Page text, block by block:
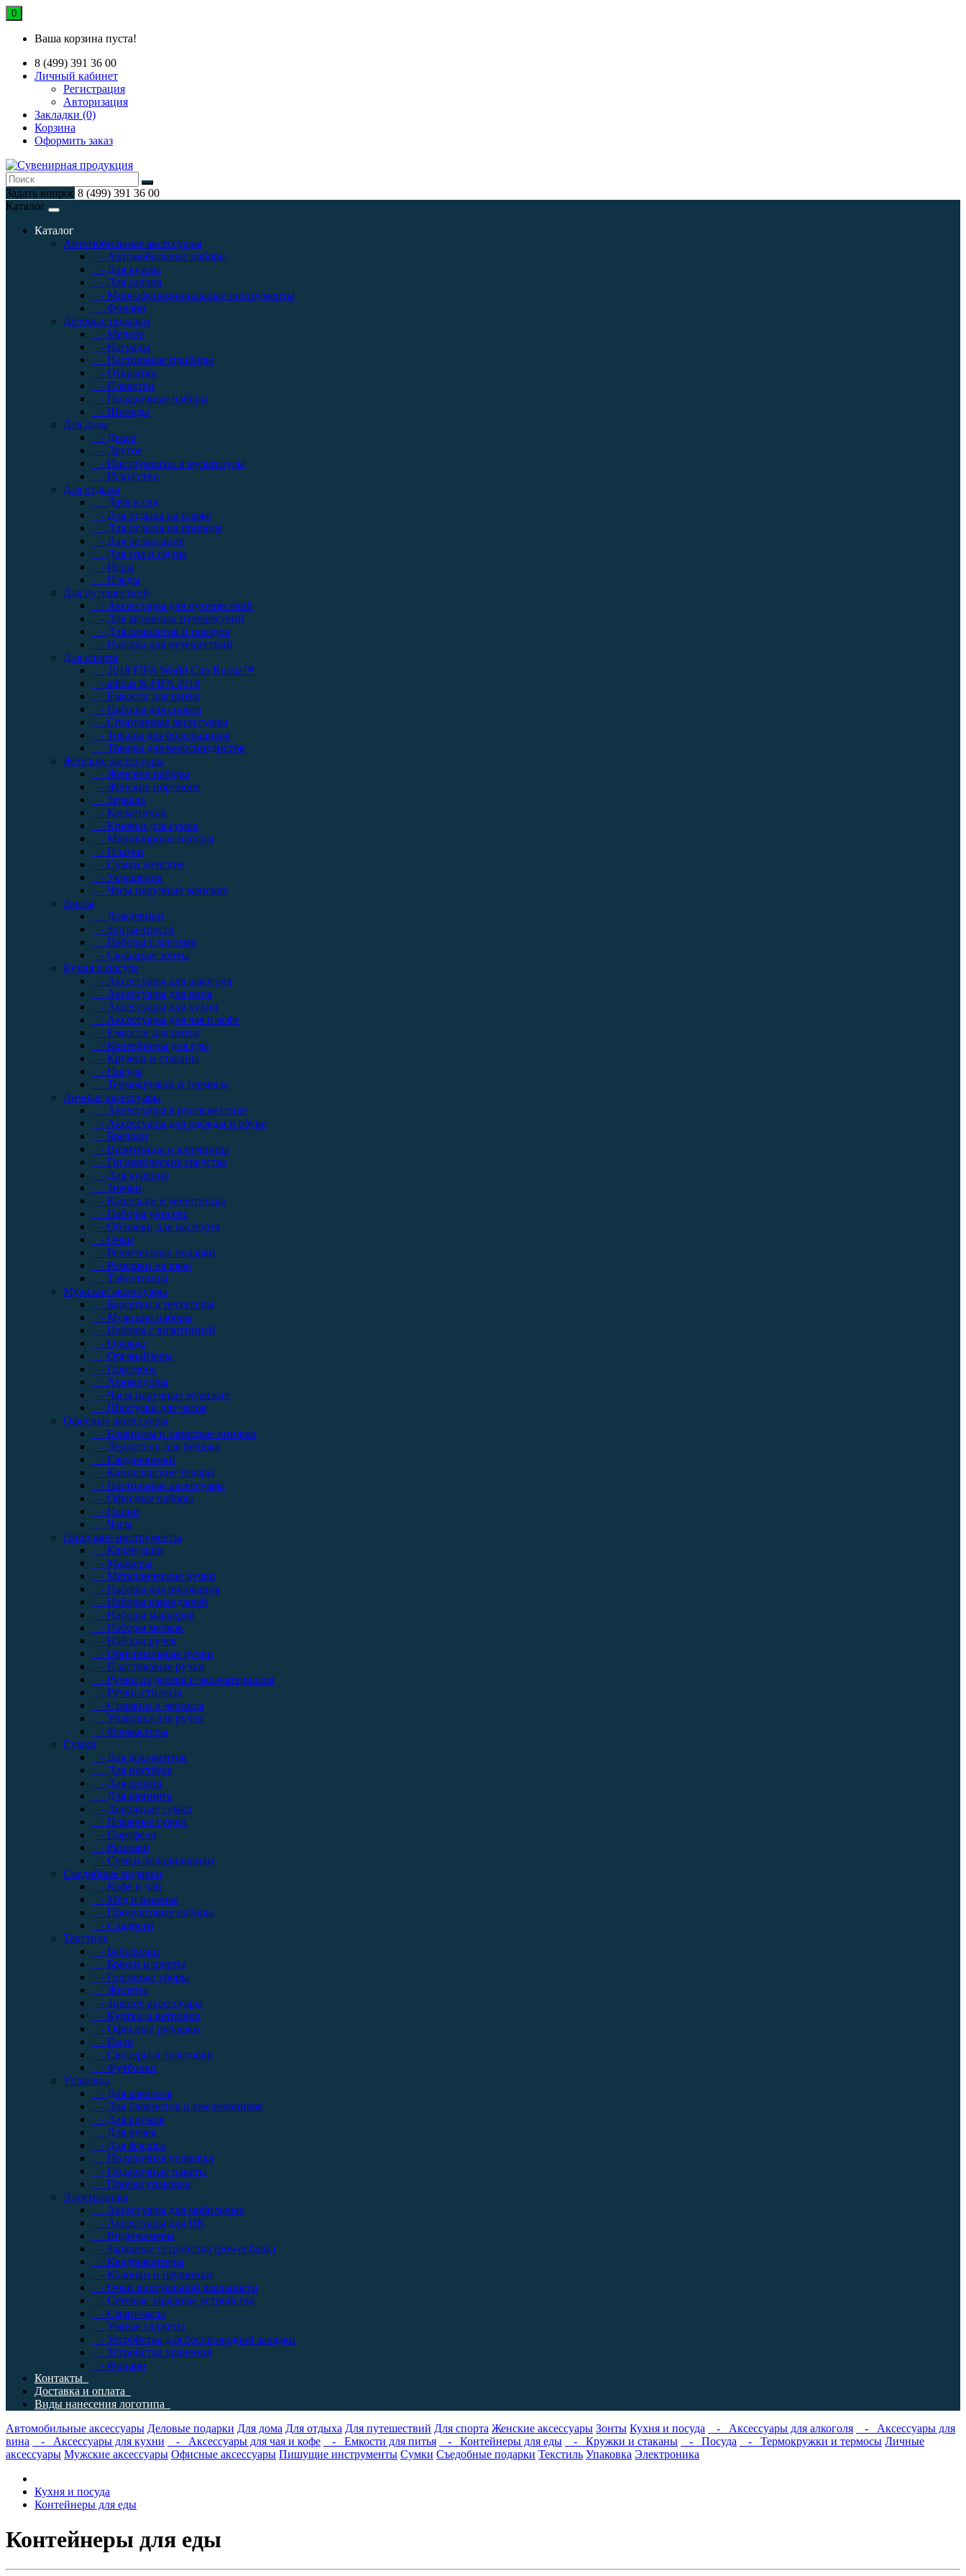
0
Ваша корзина пуста!
8 (499) 391 36 00
Личный кабинет
Регистрация
Авторизация
Закладки (0)
Корзина
Оформить заказ
Задать вопрос 8 (499) 391 36 00
Каталог
Каталог
Автомобильные аксессуары
- Автомобильные наборы
- Для кузова
- Для салона
- Многофункциональные инструменты
- Фонари
Деловые подарки
- Медали
- Награды
- Настольные приборы
- Открытки
- Плакетки
- Подарочные наборы
- Шильды
Для дома
- Декор
- Другое
- Инструменты и мультитулы
- Искусство
Для отдыха
- Дача и сад
- Для отдыха на пляже
- Для отдыха на природе
- Для релаксации
- Для спа и сауны
- Игры
- Пледы
Для путешествий
- Аксессуары для путешествий
- Для активных путешествий
- Для самолетов и поездов
- Наборы для путешествий
Для спорта
- 2018 FIFA World Cup Russia™
- adidas & FIFA 2018
- Емкости для питья
- Наборы для спорта
- Спортивные аксессуары
- Товары для болельщиков
- Товары для велосипедистов
Женские аксессуары
- Женские наборы
- Женские портмоне
- Зеркала
- Косметички
- Крючки для сумок
- Маникюрные наборы
- Платки
- Сумки женские
- Украшения
- Часы наручные женские
Зонты
- Дождевики
- Зонты-трости
- Наборы с зонтами
- Складные зонты
Кухня и посуда
- Аксессуары для алкоголя
- Аксессуары для вина
- Аксессуары для кухни
- Аксессуары для чая и кофе
- Емкости для питья
- Контейнеры для еды
- Кружки и стаканы
- Посуда
- Термокружки и термосы
Личные аксессуары
- Аксессуары в русском стиле
- Аксессуары для одежды и обуви
- Брелоки
- Визитницы и ключницы
- Гигиенические средства
- Для курения
- Значки
- Кошельки и монетницы
- Наборы унисекс
- Обложки для паспорта
- Очки
- Религиозные подарки
- Ремешки на шею
- Таблетницы
Мужские аксессуары
- Барсетки и несессеры
- Мужские наборы
- Наборы с визитницей
- Одежда
- Органайзеры
- Портмоне
- Хьюмидоры
- Часы наручные мужские
- Шкатулки для часов
Офисные аксессуары
- Блокноты и записные книжки
- Держатели для бейджа
- Ежедневники
- Канцелярские товары
- Настольные аксессуары
- Офисные наборы
- Папки
- Часы
Пишущие инструменты
- Карандаши
- Маркеры
- Металлические ручки
- Наборы для рисования
- Наборы карандашей
- Наборы маркеров
- Наборы мелков
- Наборы ручек
- Оригинальные ручки
- Пластиковые ручки
- Ручки из дерева и эко-материалов
- Ручки-стилусы
- Стержни и чернила
- Упаковка для ручек
- Фломастеры
Сумки
- Для документов
- Для ноутбука
- Для спорта
- Для шопинга
- Дорожные сумки
- Пляжные сумки
- Портфели
- Рюкзаки
- Сумки-холодильники
Съедобные подарки
- Кофе и чай
- Мёд и варенье
- Продуктовые наборы
- Сладости
Текстиль
- Бейсболки
- Брюки и шорты
- Головные уборы
- Жилеты
- Зимние аксессуары
- Куртки и ветровки
- Офисные рубашки
- Поло
- Свитеры и толстовки
- Футболки
Упаковка
- Для алкоголя
- Для блокнотов и ежедневников
- Для кружек
- Для ручек
- Для флешек
- Подарочная упаковка
- Подарочные пакеты
- Прочая упаковка
Электроника
- Аксессуары для мобильных
- Аксессуары для ПК
- Видеокамеры
- Зарядные устройства (power bank)
- Квадрокоптеры
- Колонки и наушники
- Очки виртуальной реальности
- Сетевые зарядные устройства
- Смарт-часы
- Умные гаджеты
- Устройства для беспроводной зарядки
- Устройства хранения
- Фонари
Контакты
Доставка и оплата
Виды нанесения логотипа
Автомобильные аксессуары Деловые подарки Для дома Для отдыха Для путешествий Для спорта Женские аксессуары Зонты Кухня и посуда - Аксессуары для алкоголя
- Аксессуары для
вина
- Аксессуары для кухни - Аксессуары для чая и кофе - Емкости для питья - Контейнеры для еды - Кружки и стаканы - Посуда - Термокружки и термосы Личные
аксессуары Мужские аксессуары Офисные аксессуары Пишущие инструменты Сумки Съедобные подарки Текстиль Упаковка Электроника
Кухня и посуда
Контейнеры для еды
Контейнеры для еды